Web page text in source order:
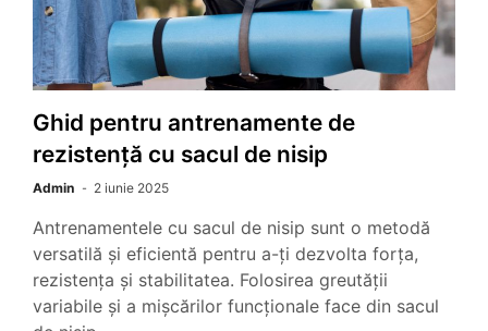
Ghid pentru antrenamente de
rezistență cu sacul de nisip
Admin 2 iunie 2025
Antrenamentele cu sacul de nisip sunt o metodă
versatilă și eficientă pentru a-ți dezvolta forța,
rezistența și stabilitatea. Folosirea greutății
variabile și a mișcărilor funcționale face din sacul